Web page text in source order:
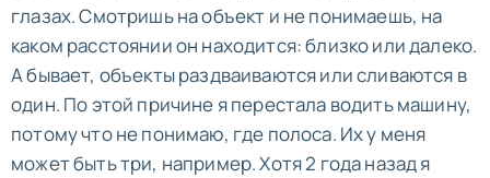
глазах. Смотришь на объект и не понимаешь, на
каком расстоянии он находится: близко или далеко.
А бывает, объекты раздваиваются или сливаются в
один. По этой причине я перестала водить машину,
потому что не понимаю, где полоса. Их у меня
может быть три, например. Хотя 2 года назад я